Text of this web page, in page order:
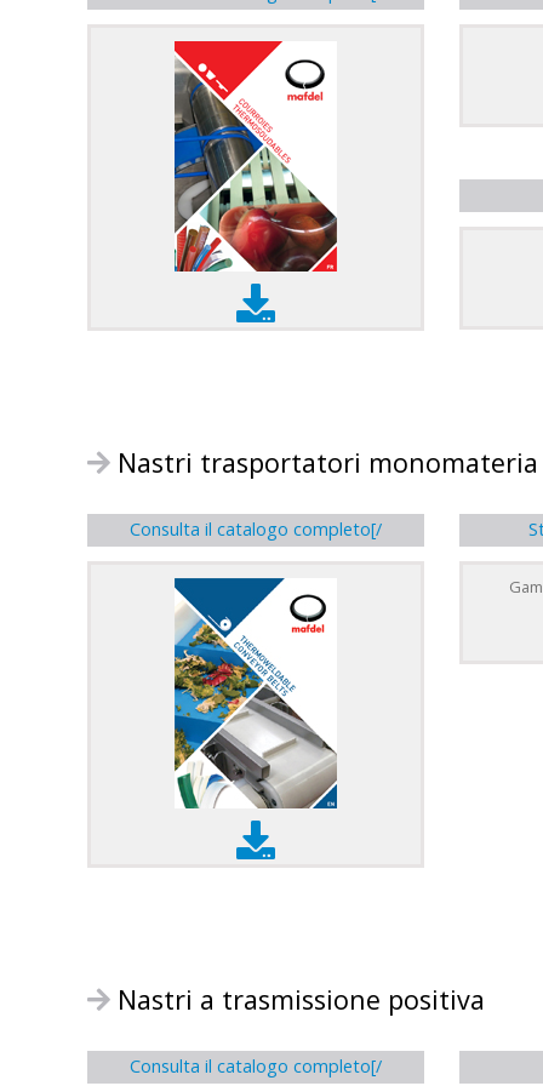
Nastri trasportatori monomateria
Consulta il catalogo completo[/
Nastri a trasmissione positiva
Consulta il catalogo completo[/